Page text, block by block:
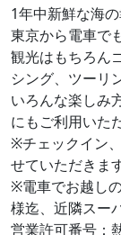
1年中新鮮な海の
東京から電車で
観光はもちろん
シング、ツーリ
いろんな楽しみ
にもご利用いた
※チェックイン
せていただきます
※電車でお越し
様迄、近隣スー
営業許可番号：